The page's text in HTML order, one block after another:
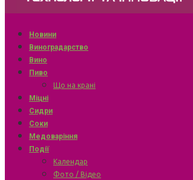
Новини
Виноградарство
Вино
Пиво
Що на крані
Міцні
Сидри
Соки
Медоваріння
Події
Календар
Фото / Відео